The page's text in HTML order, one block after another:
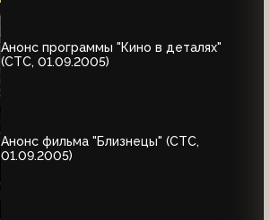
Анонс программы "Кино в деталях"
(СТС, 01.09.2005)
Анонс фильма "Близнецы" (СТС,
01.09.2005)